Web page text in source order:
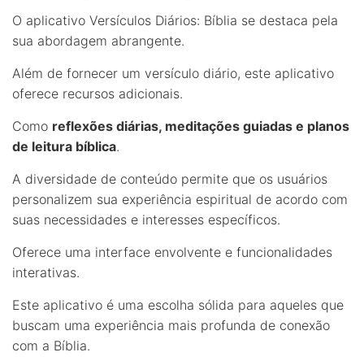
O aplicativo Versículos Diários: Bíblia se destaca pela
sua abordagem abrangente.
Além de fornecer um versículo diário, este aplicativo
oferece recursos adicionais.
Como reflexões diárias, meditações guiadas e planos
de leitura bíblica.
A diversidade de conteúdo permite que os usuários
personalizem sua experiência espiritual de acordo com
suas necessidades e interesses específicos.
Oferece uma interface envolvente e funcionalidades
interativas.
Este aplicativo é uma escolha sólida para aqueles que
buscam uma experiência mais profunda de conexão
com a Bíblia.